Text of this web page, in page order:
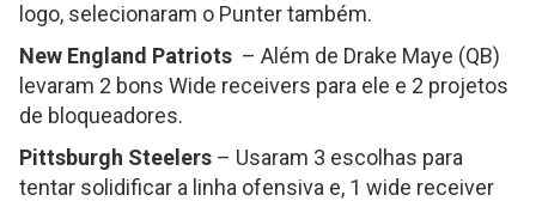
logo, selecionaram o Punter também.
New England Patriots – Além de Drake Maye (QB)
levaram 2 bons Wide receivers para ele e 2 projetos
de bloqueadores.
Pittsburgh Steelers – Usaram 3 escolhas para
tentar solidificar a linha ofensiva e, 1 wide receiver